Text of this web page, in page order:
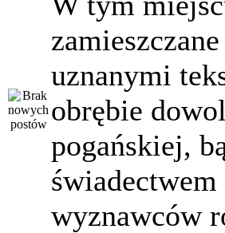
uznanymi
obrębie
pogańskiej,
wyznawców